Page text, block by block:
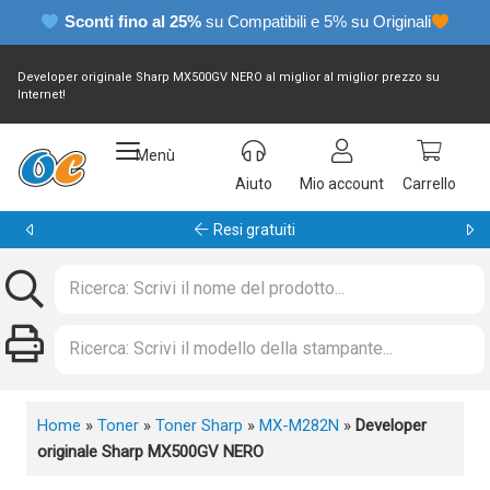
Sconti fino al 25% su Compatibili e 5% su Originali
Developer originale Sharp MX500GV NERO al miglior al miglior prezzo su
Internet!
Menù
Aiuto
Mio account Carrello
Garanzia 24 mesi
Home » Toner » Toner Sharp » MX-M282N » Developer
originale Sharp MX500GV NERO